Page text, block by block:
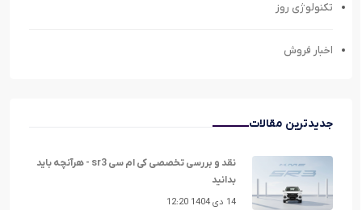
تکنولوژی روز
اخبار فروش
جدیدترین مقالات
نقد و بررسی تخصصی کی ام سی sr3 - هرآنچه باید
بدانید
14 دی 1404 12:20